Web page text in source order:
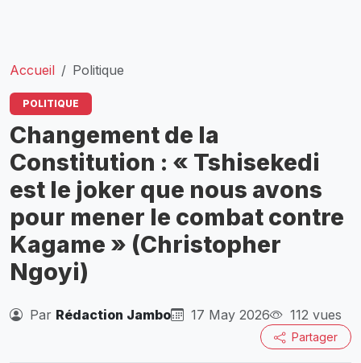
Accueil Politique
POLITIQUE
Changement de la
Constitution : « Tshisekedi
est le joker que nous avons
pour mener le combat contre
Kagame » (Christopher
Ngoyi)‎
Par Rédaction Jambo 17 May 2026 112 vues
Partager